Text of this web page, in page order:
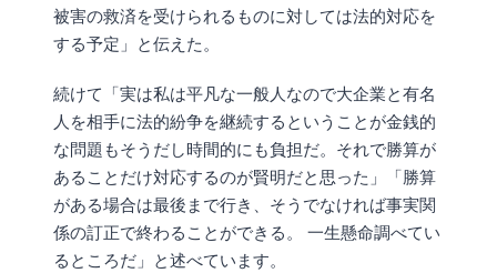
被害の救済を受けられるものに対しては法的対応を
する予定」と伝えた。
続けて「実は私は平凡な一般人なので大企業と有名
人を相手に法的紛争を継続するということが金銭的
な問題もそうだし時間的にも負担だ。それで勝算が
あることだけ対応するのが賢明だと思った」「勝算
がある場合は最後まで行き、そうでなければ事実関
係の訂正で終わることができる。 一生懸命調べてい
るところだ」と述べています。